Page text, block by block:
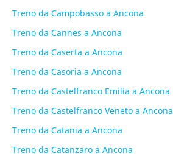
Treno da Campobasso a Ancona
Treno da Cannes a Ancona
Treno da Caserta a Ancona
Treno da Casoria a Ancona
Treno da Castelfranco Emilia a Ancona
Treno da Castelfranco Veneto a Ancona
Treno da Catania a Ancona
Treno da Catanzaro a Ancona